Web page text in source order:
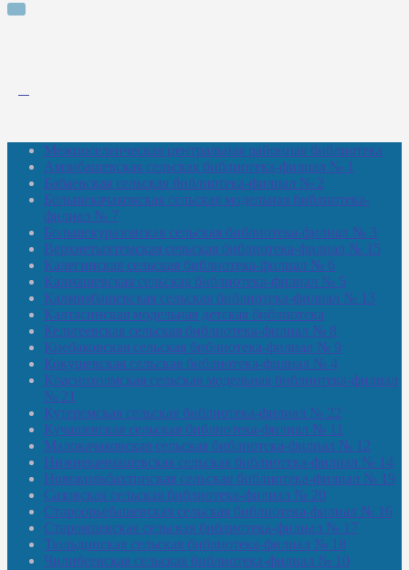
Межпоселенческая центральная районная библиотека
Амзибашевская сельская библиотека-филиал № 1
Бабаевская сельская библиотека-филиал № 2
Большекачаковская сельская модельная библиотека-
филиал № 7
Большекуразовская сельская библиотека-филиал № 3
Верхнетыхтемская сельская библиотека-филиал № 15
Калегинская сельская библиотека-филиал № 6
Калмашевская сельская библиотека-филиал № 5
Калмиябашевская сельская библиотека-филиал № 13
Калтасинская модельная детская библиотека
Кельтеевская сельская библиотека-филиал № 8
Киебаковская сельская библиотека-филиал № 9
Кокушевская сельская библиотека-филиал № 4
Краснохолмская сельская модельная библиотека-филиал
№ 21
Кутеремская сельская библиотека-филиал № 22
Кучашевская сельская библиотека-филиал № 11
Малокачаковская сельская библиотека-филиал № 12
Нижнекачмашевская сельская библиотека-филиал № 14
Новокильбахтинская сельская библиотека-филиал № 19
Сазовская сельская библиотека-филиал № 20
Староорьебашевская сельская библиотека-филиал № 16
Старояшевская сельская библиотека-филиал № 17
Тюльдинская сельская библиотека-филиал № 18
Чилибеевская сельская библиотека-филиал № 10